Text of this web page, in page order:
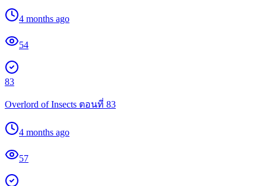
4 months ago
54
83
Overlord of Insects ตอนที่ 83
4 months ago
57